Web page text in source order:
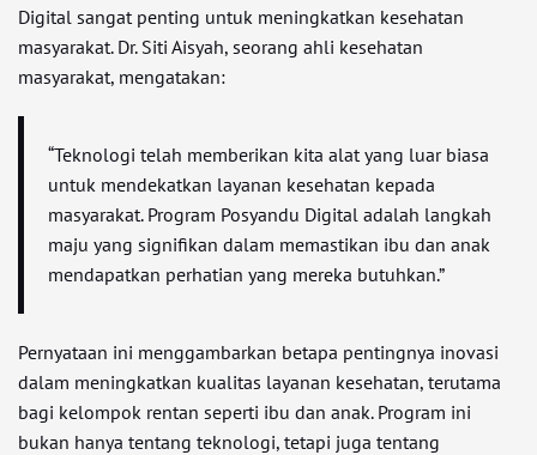
Digital sangat penting untuk meningkatkan kesehatan
masyarakat. Dr. Siti Aisyah, seorang ahli kesehatan
masyarakat, mengatakan:
“Teknologi telah memberikan kita alat yang luar biasa
untuk mendekatkan layanan kesehatan kepada
masyarakat. Program Posyandu Digital adalah langkah
maju yang signifikan dalam memastikan ibu dan anak
mendapatkan perhatian yang mereka butuhkan.”
Pernyataan ini menggambarkan betapa pentingnya inovasi
dalam meningkatkan kualitas layanan kesehatan, terutama
bagi kelompok rentan seperti ibu dan anak. Program ini
bukan hanya tentang teknologi, tetapi juga tentang